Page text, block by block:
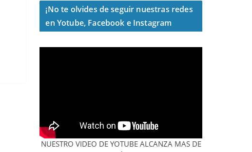
¡No te olvides de seguir nuestras redes
en Yotube, Facebook e Instagram
NUESTRO VIDEO DE YOTUBE ALCANZA MAS DE